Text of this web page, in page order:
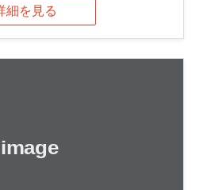
細を見る